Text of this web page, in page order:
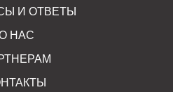
И ОТВЕТЫ
НАС